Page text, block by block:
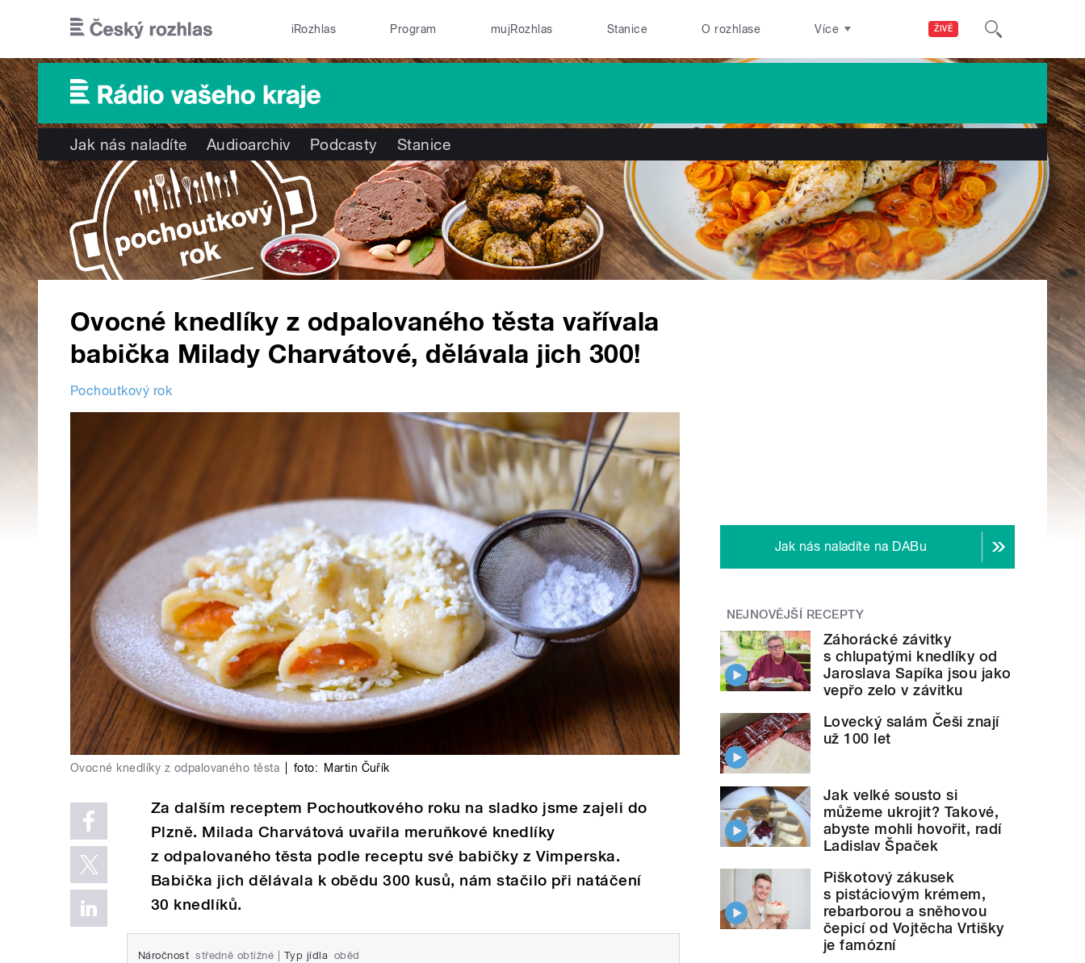
ŽIVĚ
iRozhlas Program mujRozhlas Stanice O rozhlase Více
Jak nás naladíte Audioarchiv Podcasty Stanice
Ovocné knedlíky z odpalovaného těsta vařívala
babička Milady Charvátové, dělávala jich 300!
Pochoutkový rok
Ovocné knedlíky z odpalovaného těsta foto: Martin Čuřík
Za dalším receptem Pochoutkového roku na sladko jsme zajeli do
Plzně. Milada Charvátová uvařila meruňkové knedlíky
z odpalovaného těsta podle receptu své babičky z Vimperska.
Babička jich dělávala k obědu 300 kusů, nám stačilo při natáčení
30 knedlíků.
Náročnost středně obtížné Typ jídla oběd
Jak nás naladíte na DABu
NEJNOVĚJŠÍ RECEPTY
Záhorácké závitky
s chlupatými knedlíky od
Jaroslava Sapíka jsou jako
vepřo zelo v závitku
Lovecký salám Češi znají
už 100 let
Jak velké sousto si
můžeme ukrojit? Takové,
abyste mohli hovořit, radí
Ladislav Špaček
Piškotový zákusek
s pistáciovým krémem,
rebarborou a sněhovou
čepicí od Vojtěcha Vrtišky
je famózní